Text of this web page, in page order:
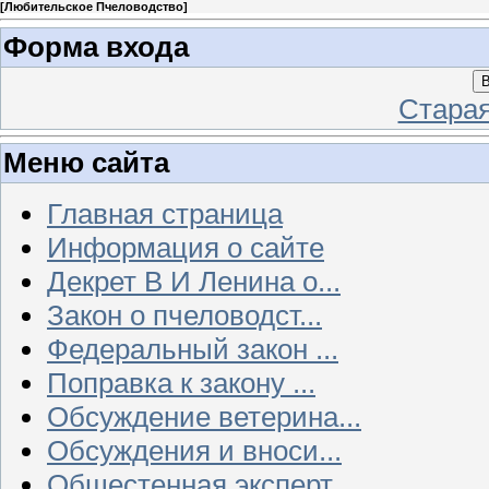
[Любительское Пчеловодство]
Форма входа
Меню сайта
Главная страница
Информация о сайте
Декрет В И Ленина о...
Закон о пчеловодст...
Федеральный закон ...
Поправка к закону ...
Обсуждение ветерина...
Обсуждения и вноси...